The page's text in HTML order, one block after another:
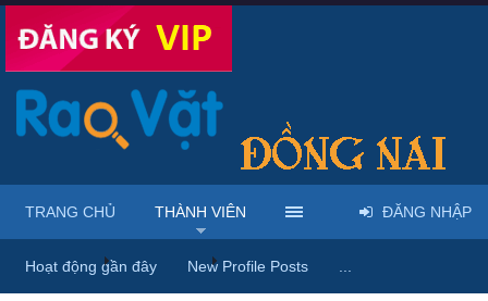
Trang chủ Thành viên f99money
TRANG CHỦ THÀNH VIÊN
Hoạt động gần đây New Profile Posts
ĐĂNG NHẬP